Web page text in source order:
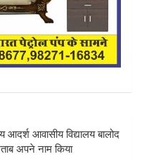
आवासीय विद्यालय बालोद
अपने नाम किया